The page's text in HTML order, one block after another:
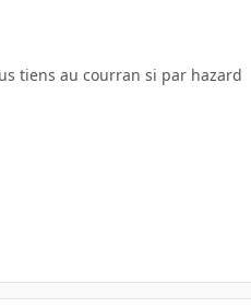
tiens au courran si par hazard